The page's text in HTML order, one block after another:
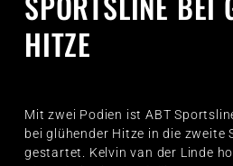
HITZE
Mit zwei Podien ist ABT
bei glühender Hitze in die zweite
gestartet. Kelvin van der Linde